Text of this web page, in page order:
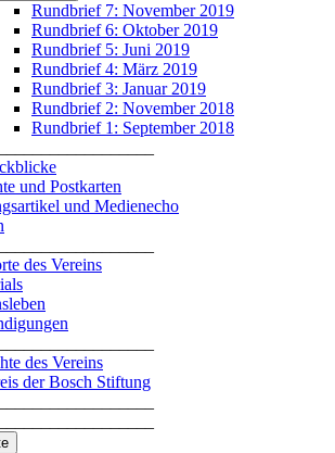
Rundbrief 7: November 2019
Rundbrief 6: Oktober 2019
Rundbrief 5: Juni 2019
Rundbrief 4: März 2019
Rundbrief 3: Januar 2019
Rundbrief 2: November 2018
Rundbrief 1: September 2018
und Postkarten
und Medienecho
des Vereins
des Vereins
der Bosch Stiftung